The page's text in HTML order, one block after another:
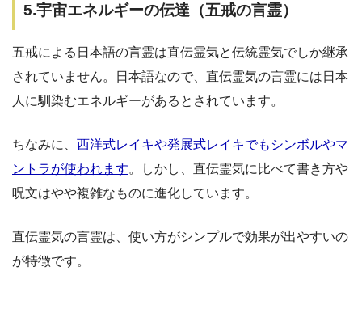
5.宇宙エネルギーの伝達（五戒の言霊）
五戒による日本語の言霊は直伝霊気と伝統霊気でしか継承
されていません。日本語なので、直伝霊気の言霊には日本
人に馴染むエネルギーがあるとされています。
ちなみに、 西洋式レイキや発展式レイキでもシンボルやマ
ントラが使われます。しかし、直伝霊気に比べて書き方や
呪文はやや複雑なものに進化しています。
直伝霊気の言霊は、使い方がシンプルで効果が出やすいの
が特徴です。